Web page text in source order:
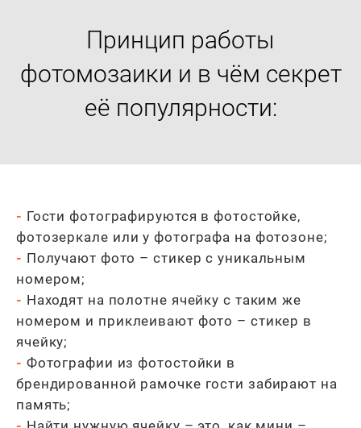
Принцип работы
фотомозаики и в чём секрет
её популярности:
- Гости фотографируются в фотостойке,
фотозеркале или у фотографа на фотозоне;
- Получают фото – стикер с уникальным
номером;
- Находят на полотне ячейку с таким же
номером и приклеивают фото – стикер в
ячейку;
- Фотографии из фотостойки в
брендированной рамочке гости забирают на
память;